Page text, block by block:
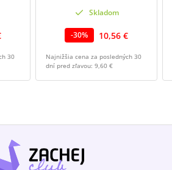
30
Skladom
-30% 10,56 €
Najnižšia cena za posledných 30
dní pred zľavou: 9,60 €